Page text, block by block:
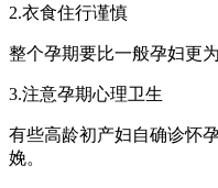
2.衣食住行谨慎
整个孕期要比一般孕妇更
3.注意孕期心理卫生
有些高龄初产妇自确诊怀
娩。